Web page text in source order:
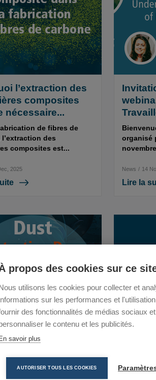
l’extraction des
composites
nécessaire...
de fibres de
des
composites est...
2025
organisé
News / 14
Lire la
Door
de travail
propos des cookies sur ce
utilisons les cookies pour collecter et
sur les performances et
des fonctionnalités de médias sociaux
le contenu et les publicités.
En savoir plus
AUTORISER TOUS LES COOKIES